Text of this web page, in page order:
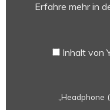
Erfahre mehr in
Inhalt von